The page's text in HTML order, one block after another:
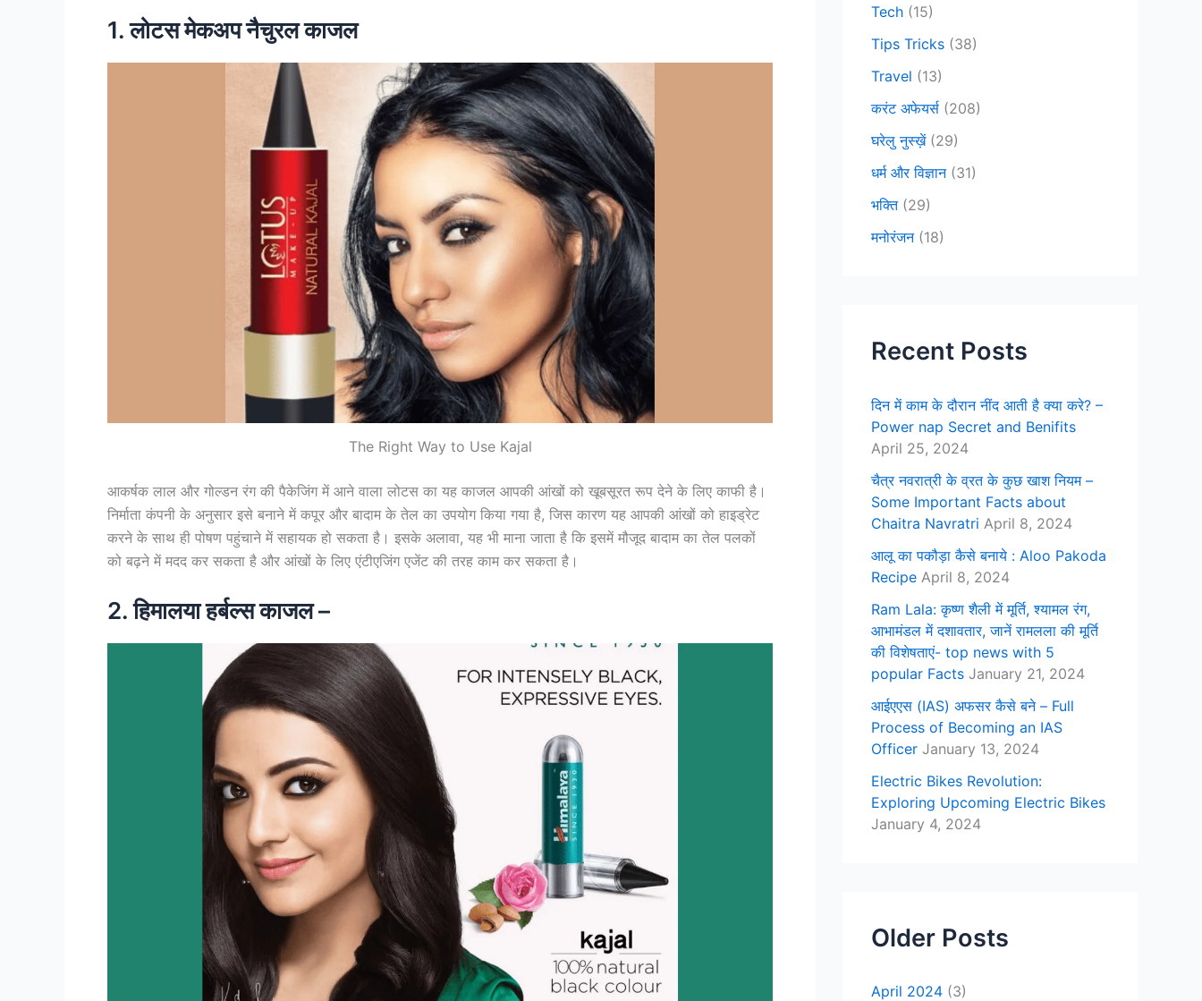
1. लोटस मेकअप नैचुरल काजल
The Right Way to Use Kajal
आकर्षक लाल और गोल्डन रंग की पैकेजिंग में आने वाला लोटस का यह काजल आपकी आंखों को खूबसूरत रूप देने के लिए काफी है।
निर्माता कंपनी के अनुसार इसे बनाने में कपूर और बादाम के तेल का उपयोग किया गया है, जिस कारण यह आपकी आंखों को हाइड्रेट
करने के साथ ही पोषण पहुंचाने में सहायक हो सकता है। इसके अलावा, यह भी माना जाता है कि इसमें मौजूद बादाम का तेल पलकों
को बढ़ने में मदद कर सकता है और आंखों के लिए एंटीएजिंग एजेंट की तरह काम कर सकता है।
2. हिमालया हर्बल्स काजल –
Tech (15)
Tips Tricks (38)
Travel (13)
करंट अफेयर्स (208)
घरेलु नुस्ख़ें(29)
धर्म और विज्ञान(31)
भक्ति(29)
मनोरंजन(18)
Recent Posts
दिन में काम के दौरान नींद आती है क्या करे? –
Power nap Secret and Benifits
April 25, 2024
चैत्र नवरात्री के व्रत के कुछ खाश नियम –
Some Important Facts about
Chaitra Navratri April 8, 2024
आलू का पकौड़ा कैसे बनाये : Aloo Pakoda
Recipe April 8, 2024
Ram Lala: कृष्ण शैली में मूर्ति, श्यामल रंग,
आभामंडल में दशावतार, जानें रामलला की मूर्ति
की विशेषताएं- top news with 5
popular Facts January 21, 2024
आईएएस (IAS) अफसर कैसे बने – Full
Process of Becoming an IAS
Officer January 13, 2024
Electric Bikes Revolution:
Exploring Upcoming Electric Bikes
January 4, 2024
Older Posts
April 2024 (3)